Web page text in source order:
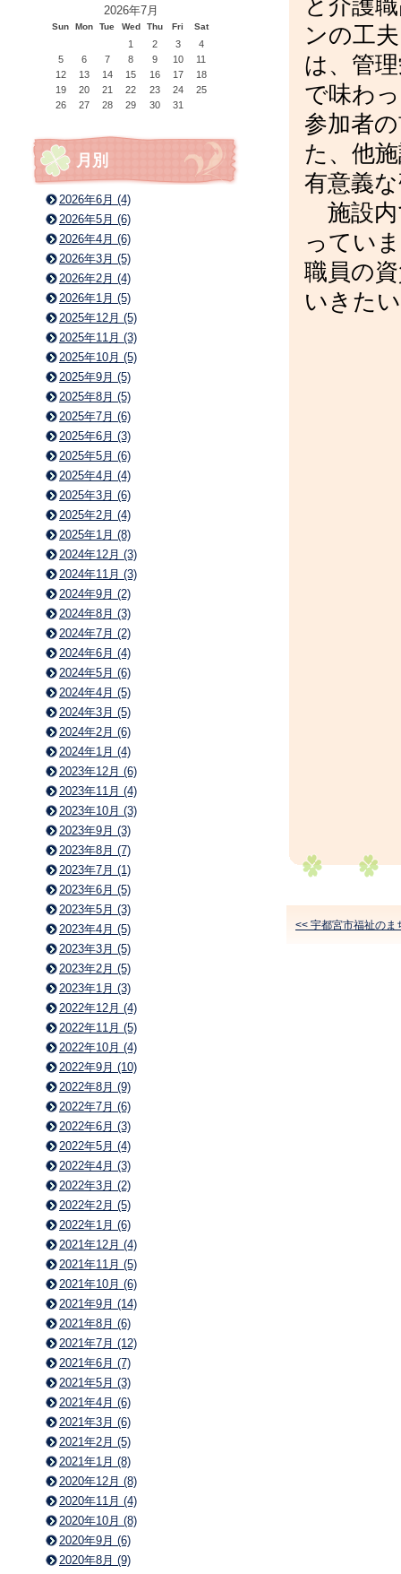
と介護
ンの工
は、管
で味わ
参加者
た、他
有意義
施設内
ってい
職員の
いきた
<< 宇都宮市福祉のま
2026年7月
Sun Mon Tue Wed Thu Fri Sat
1 2 3
4
5
6 7 8 9 10
11
12
13 14 15 16 17
18
19
20 21 22 23 24
25
26
27 28 29 30 31
月別
2026年6月 (4)
2026年5月 (6)
2026年4月 (6)
2026年3月 (5)
2026年2月 (4)
2026年1月 (5)
2025年12月 (5)
2025年11月 (3)
2025年10月 (5)
2025年9月 (5)
2025年8月 (5)
2025年7月 (6)
2025年6月 (3)
2025年5月 (6)
2025年4月 (4)
2025年3月 (6)
2025年2月 (4)
2025年1月 (8)
2024年12月 (3)
2024年11月 (3)
2024年9月 (2)
2024年8月 (3)
2024年7月 (2)
2024年6月 (4)
2024年5月 (6)
2024年4月 (5)
2024年3月 (5)
2024年2月 (6)
2024年1月 (4)
2023年12月 (6)
2023年11月 (4)
2023年10月 (3)
2023年9月 (3)
2023年8月 (7)
2023年7月 (1)
2023年6月 (5)
2023年5月 (3)
2023年4月 (5)
2023年3月 (5)
2023年2月 (5)
2023年1月 (3)
2022年12月 (4)
2022年11月 (5)
2022年10月 (4)
2022年9月 (10)
2022年8月 (9)
2022年7月 (6)
2022年6月 (3)
2022年5月 (4)
2022年4月 (3)
2022年3月 (2)
2022年2月 (5)
2022年1月 (6)
2021年12月 (4)
2021年11月 (5)
2021年10月 (6)
2021年9月 (14)
2021年8月 (6)
2021年7月 (12)
2021年6月 (7)
2021年5月 (3)
2021年4月 (6)
2021年3月 (6)
2021年2月 (5)
2021年1月 (8)
2020年12月 (8)
2020年11月 (4)
2020年10月 (8)
2020年9月 (6)
2020年8月 (9)